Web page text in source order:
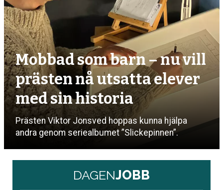
Mobbad som barn – nu vill
prästen nå utsatta elever
med sin historia
Prästen Viktor Jonsved hoppas kunna hjälpa
andra genom seriealbumet ”Slickepinnen”.